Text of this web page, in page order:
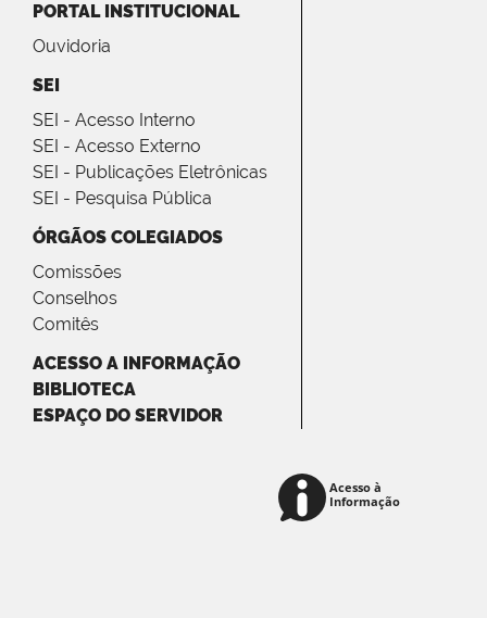
PORTAL INSTITUCIONAL
Ouvidoria
SEI
SEI - Acesso Interno
SEI - Acesso Externo
SEI - Publicações Eletrônicas
SEI - Pesquisa Pública
ÓRGÃOS COLEGIADOS
Comissões
Conselhos
Comitês
ACESSO A INFORMAÇÃO
BIBLIOTECA
ESPAÇO DO SERVIDOR